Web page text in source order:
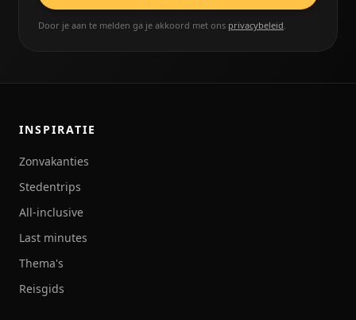
Door je aan te melden ga je akkoord met ons privacybeleid.
INSPIRATIE
Zonvakanties
Stedentrips
All-inclusive
Last minutes
Thema's
Reisgids